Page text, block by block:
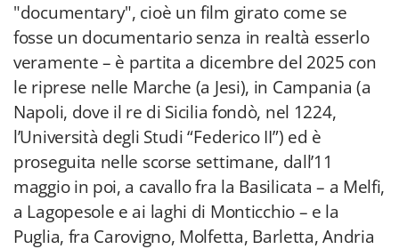
"documentary", cioè un film girato come se
fosse un documentario senza in realtà esserlo
veramente – è partita a dicembre del 2025 con
le riprese nelle Marche (a Jesi), in Campania (a
Napoli, dove il re di Sicilia fondò, nel 1224,
l’Università degli Studi “Federico II”) ed è
proseguita nelle scorse settimane, dall’11
maggio in poi, a cavallo fra la Basilicata – a Melfi,
a Lagopesole e ai laghi di Monticchio – e la
Puglia, fra Carovigno, Molfetta, Barletta, Andria